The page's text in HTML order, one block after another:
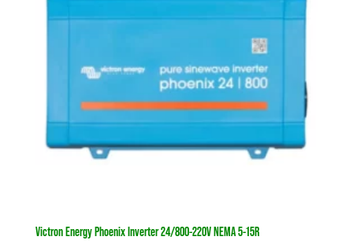
Victron Energy Phoenix Inverter 24/800-220V NEMA 5-15R